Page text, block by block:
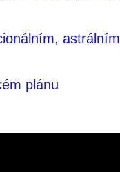
plánu